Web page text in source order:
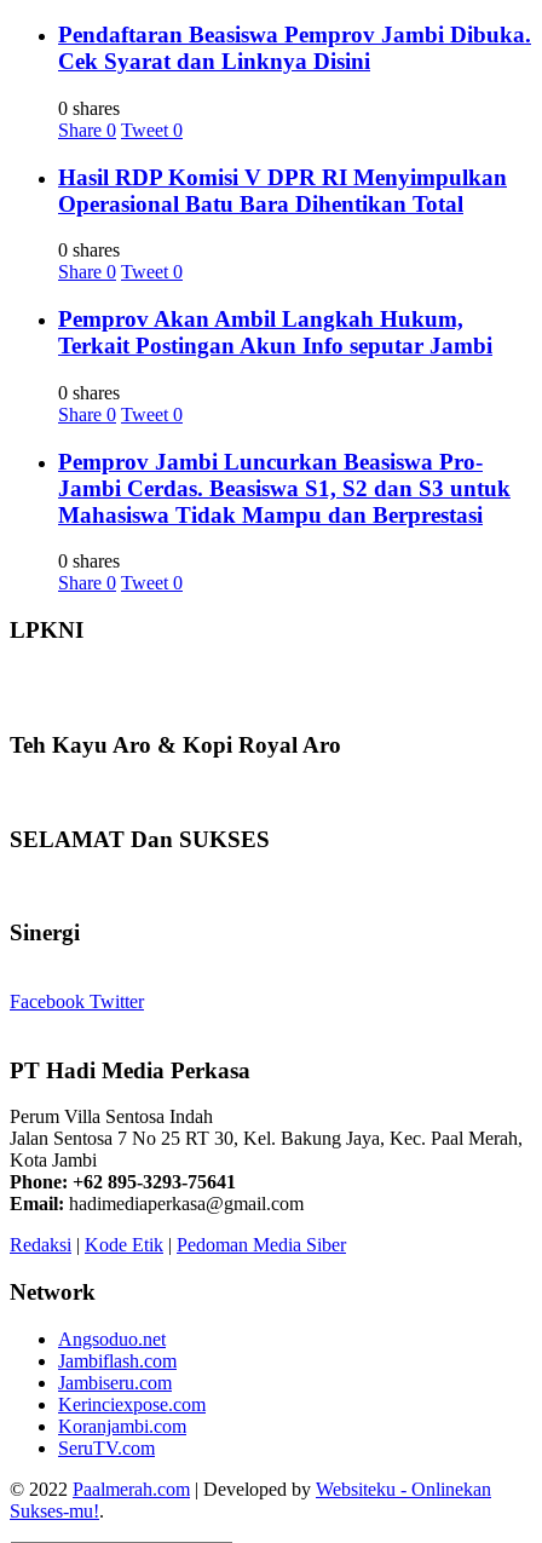
Pendaftaran Beasiswa Pemprov Jambi Dibuka.
Cek Syarat dan Linknya Disini
0 shares
Share 0 Tweet 0
Hasil RDP Komisi V DPR RI Menyimpulkan
Operasional Batu Bara Dihentikan Total
0 shares
Share 0 Tweet 0
Pemprov Akan Ambil Langkah Hukum,
Terkait Postingan Akun Info seputar Jambi
0 shares
Share 0 Tweet 0
Pemprov Jambi Luncurkan Beasiswa Pro-
Jambi Cerdas. Beasiswa S1, S2 dan S3 untuk
Mahasiswa Tidak Mampu dan Berprestasi
0 shares
Share 0 Tweet 0
LPKNI
Teh Kayu Aro & Kopi Royal Aro
SELAMAT Dan SUKSES
Sinergi
Facebook Twitter
PT Hadi Media Perkasa
Perum Villa Sentosa Indah
Jalan Sentosa 7 No 25 RT 30, Kel. Bakung Jaya, Kec. Paal Merah,
Kota Jambi
Phone: +62 895-3293-75641
Email: hadimediaperkasa@gmail.com
Redaksi | Kode Etik | Pedoman Media Siber
Network
Angsoduo.net
Jambiflash.com
Jambiseru.com
Kerinciexpose.com
Koranjambi.com
SeruTV.com
© 2022 Paalmerah.com | Developed by Websiteku - Onlinekan
Sukses-mu!.